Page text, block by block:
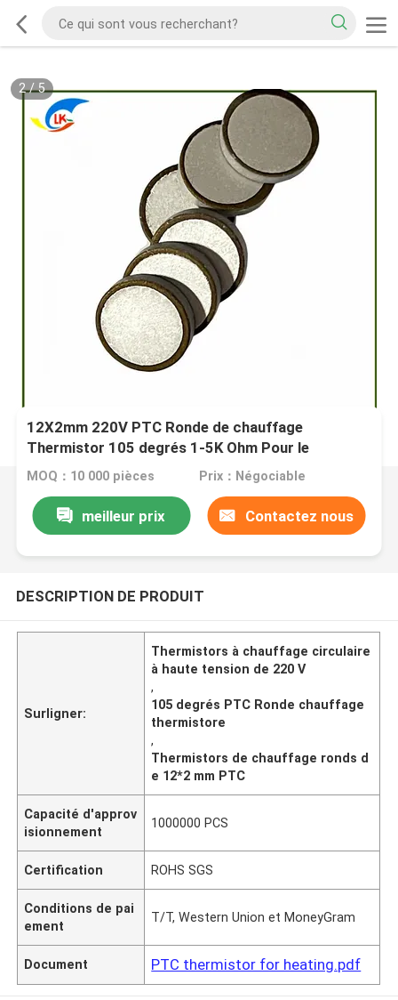
2/5
12X2mm 220V PTC Ronde de chauffage
Thermistor 105 degrés 1-5K Ohm Pour le
chauffage de l'actionneur électrique
MOQ：10 000 pièces Prix：Négociable
meilleur prix Contactez nous
DESCRIPTION DE PRODUIT
Surligner:
Thermistors à chauffage circulaire
à haute tension de 220 V
,
105 degrés PTC Ronde chauffage
thermistore
,
Thermistors de chauffage ronds d
e 12*2 mm PTC
Capacité d'approv
isionnement
1000000 PCS
Certification ROHS SGS
Conditions de pai
ement
T/T, Western Union et MoneyGram
Document PTC thermistor for heating.pdf